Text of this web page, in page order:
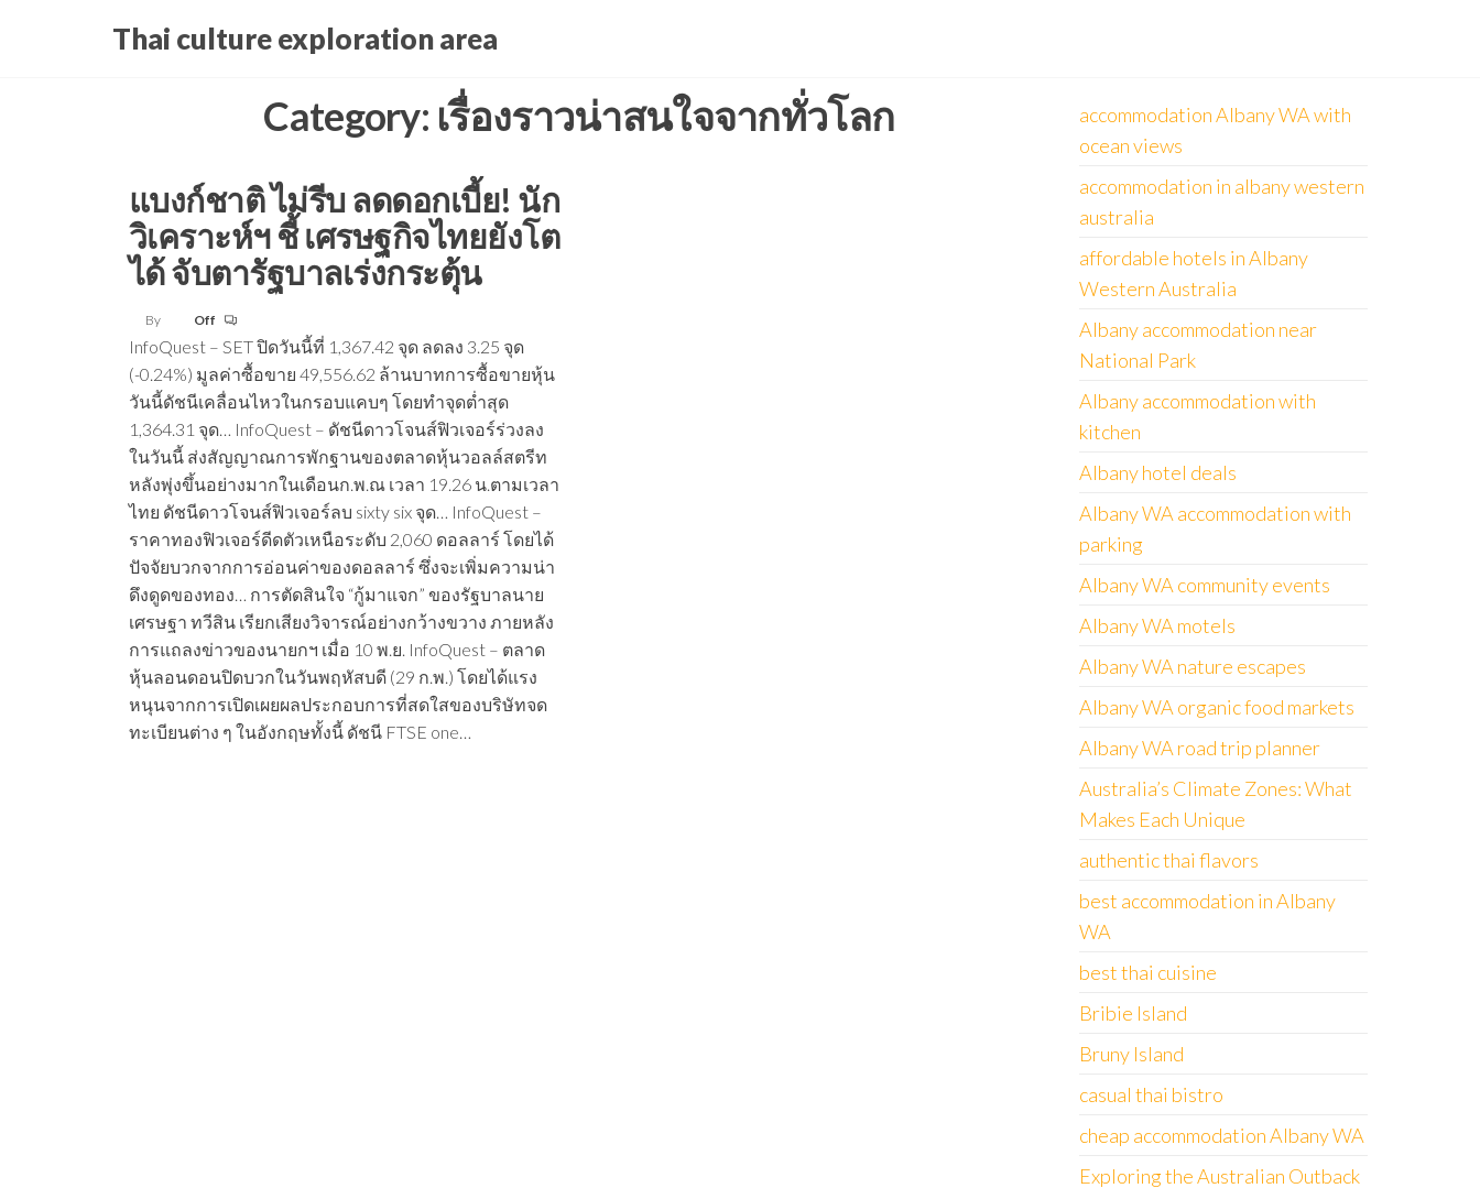
Thai culture exploration area
Category: เรื่องราวน่าสนใจจากทั่วโลก
แบงก์ชาติ ไม่รีบ ลดดอกเบี้ย! นัก
วิเคราะห์ฯ ชี้ เศรษฐกิจไทยยังโต
ได้ จับตารัฐบาลเร่งกระตุ้น
By Off
InfoQuest – SET ปิดวันนี้ที่ 1,367.42 จุด ลดลง 3.25 จุด
(-0.24%) มูลค่าซื้อขาย 49,556.62 ล้านบาทการซื้อขายหุ้น
วันนี้ดัชนีเคลื่อนไหวในกรอบแคบๆ โดยทำจุดต่ำสุด
1,364.31 จุด… InfoQuest – ดัชนีดาวโจนส์ฟิวเจอร์ร่วงลง
ในวันนี้ ส่งสัญญาณการพักฐานของตลาดหุ้นวอลล์สตรีท
หลังพุ่งขึ้นอย่างมากในเดือนก.พ.ณ เวลา 19.26 น.ตามเวลา
ไทย ดัชนีดาวโจนส์ฟิวเจอร์ลบ sixty six จุด… InfoQuest –
ราคาทองฟิวเจอร์ดีดตัวเหนือระดับ 2,060 ดอลลาร์ โดยได้
ปัจจัยบวกจากการอ่อนค่าของดอลลาร์ ซึ่งจะเพิ่มความน่า
ดึงดูดของทอง… การตัดสินใจ “กู้มาแจก” ของรัฐบาลนาย
เศรษฐา ทวีสิน เรียกเสียงวิจารณ์อย่างกว้างขวาง ภายหลัง
การแถลงข่าวของนายกฯ เมื่อ 10 พ.ย. InfoQuest – ตลาด
หุ้นลอนดอนปิดบวกในวันพฤหัสบดี (29 ก.พ.) โดยได้แรง
หนุนจากการเปิดเผยผลประกอบการที่สดใสของบริษัทจด
ทะเบียนต่าง ๆ ในอังกฤษทั้งนี้ ดัชนี FTSE one…
accommodation Albany WA with
ocean views
accommodation in albany western
australia
affordable hotels in Albany
Western Australia
Albany accommodation near
National Park
Albany accommodation with
kitchen
Albany hotel deals
Albany WA accommodation with
parking
Albany WA community events
Albany WA motels
Albany WA nature escapes
Albany WA organic food markets
Albany WA road trip planner
Australia’s Climate Zones: What
Makes Each Unique
authentic thai flavors
best accommodation in Albany
WA
best thai cuisine
Bribie Island
Bruny Island
casual thai bistro
cheap accommodation Albany WA
Exploring the Australian Outback